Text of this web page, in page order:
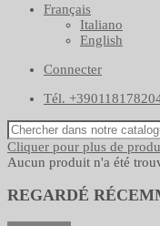
Français
Italiano
English
Connecter
Tél.
Cliquer pour plus de
Aucun produit n'a été
REGARDÉ